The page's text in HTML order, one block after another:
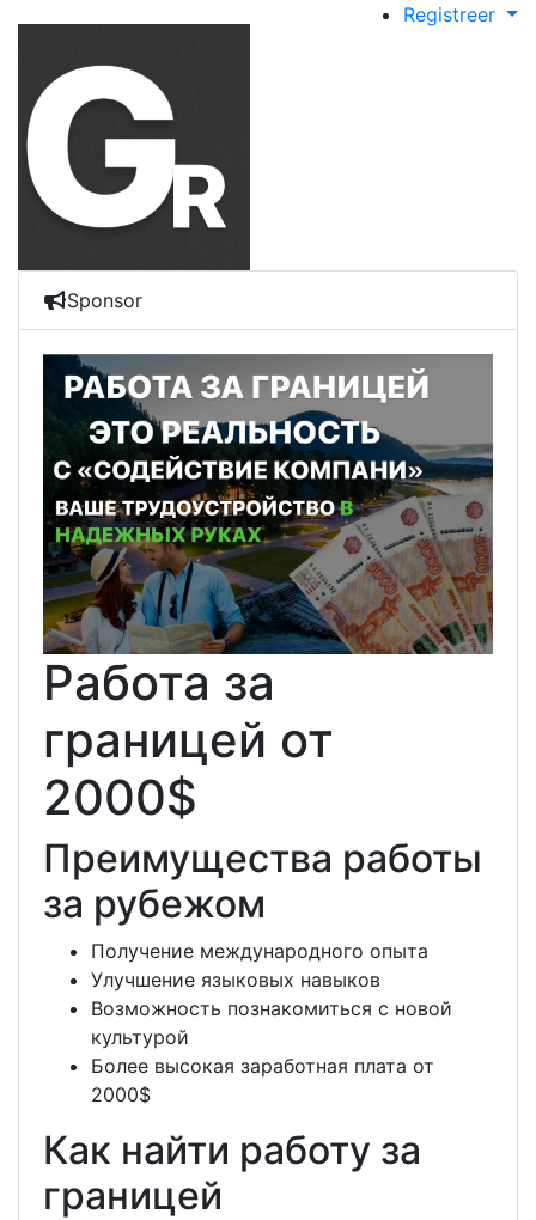
Registreer
Sponsor
Работа за
границей от
2000$
Преимущества работы
за рубежом
Получение международного опыта
Улучшение языковых навыков
Возможность познакомиться с новой
культурой
Более высокая заработная плата от
2000$
Как найти работу за
границей